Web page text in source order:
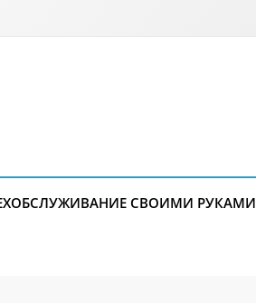
СВОИМИ РУКАМИ